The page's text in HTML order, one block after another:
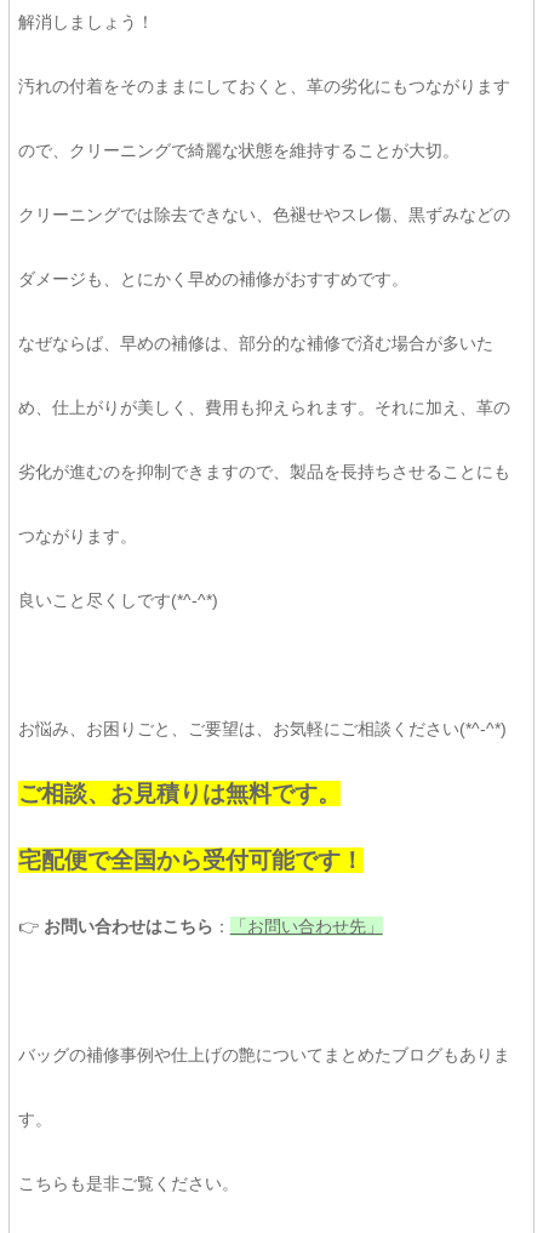
解消しましょう！
汚れの付着をそのままにしておくと、革の劣化にもつながります
ので、クリーニングで綺麗な状態を維持することが大切。
クリーニングでは除去できない、色褪せやスレ傷、黒ずみなどの
ダメージも、とにかく早めの補修がおすすめです。
なぜならば、早めの補修は、部分的な補修で済む場合が多いた
め、仕上がりが美しく、費用も抑えられます。それに加え、革の
劣化が進むのを抑制できますので、製品を長持ちさせることにも
つながります。
良いこと尽くしです(*^-^*)
お悩み、お困りごと、ご要望は、お気軽にご相談ください(*^-^*)
ご相談、お見積りは無料です。
宅配便で全国から受付可能です！
👉 お問い合わせはこちら ： 「お問い合わせ先」
バッグの補修事例や仕上げの艶についてまとめたブログもありま
す。
こちらも是非ご覧ください。